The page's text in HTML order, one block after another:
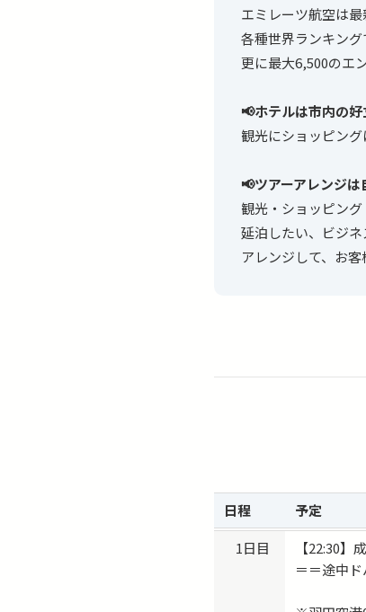
エミレーツ航空は
各種世界ランキング
更に最大6,500のエ
📢ホテルは市内の
観光にショッピン
📢ツアーアレンジは
観光・ショッピン
延泊したい、ビジ
アレンジして、お
日程 予定
1日目
【22:30】
＝＝途中